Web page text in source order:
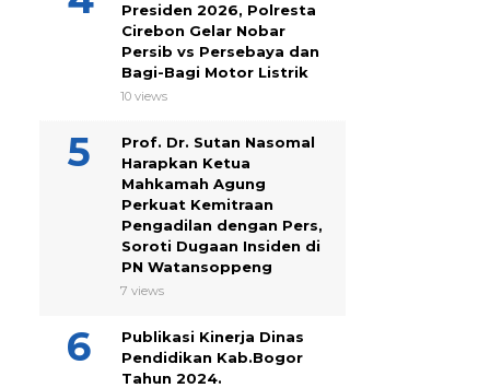
Presiden 2026, Polresta
Cirebon Gelar Nobar
Persib vs Persebaya dan
Bagi-Bagi Motor Listrik
10 views
Prof. Dr. Sutan Nasomal
Harapkan Ketua
Mahkamah Agung
Perkuat Kemitraan
Pengadilan dengan Pers,
Soroti Dugaan Insiden di
PN Watansoppeng
7 views
Publikasi Kinerja Dinas
Pendidikan Kab.Bogor
Tahun 2024.